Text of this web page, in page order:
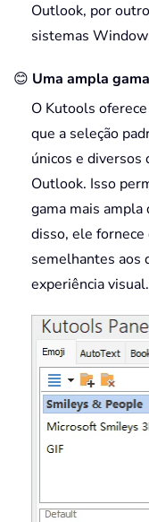
Outlook, por
sistemas
😊 Uma ampla
O Kutools
que a seleção
únicos e diversos
Outlook. Isso
gama mais
disso, ele
semelhantes aos
experiência visual.